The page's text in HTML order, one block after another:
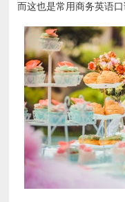
而这也是常用商务英语